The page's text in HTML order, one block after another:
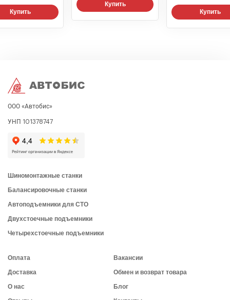
Купить
Купить
Купить
ООО «Автобис»
УНП 101378747
Шиномонтажные станки
Балансировочные станки
Автоподъемники для СТО
Двухстоечные подъемники
Четырехстоечные подъемники
Оплата
Доставка
О нас
Вакансии
Обмен и возврат товара
Блог